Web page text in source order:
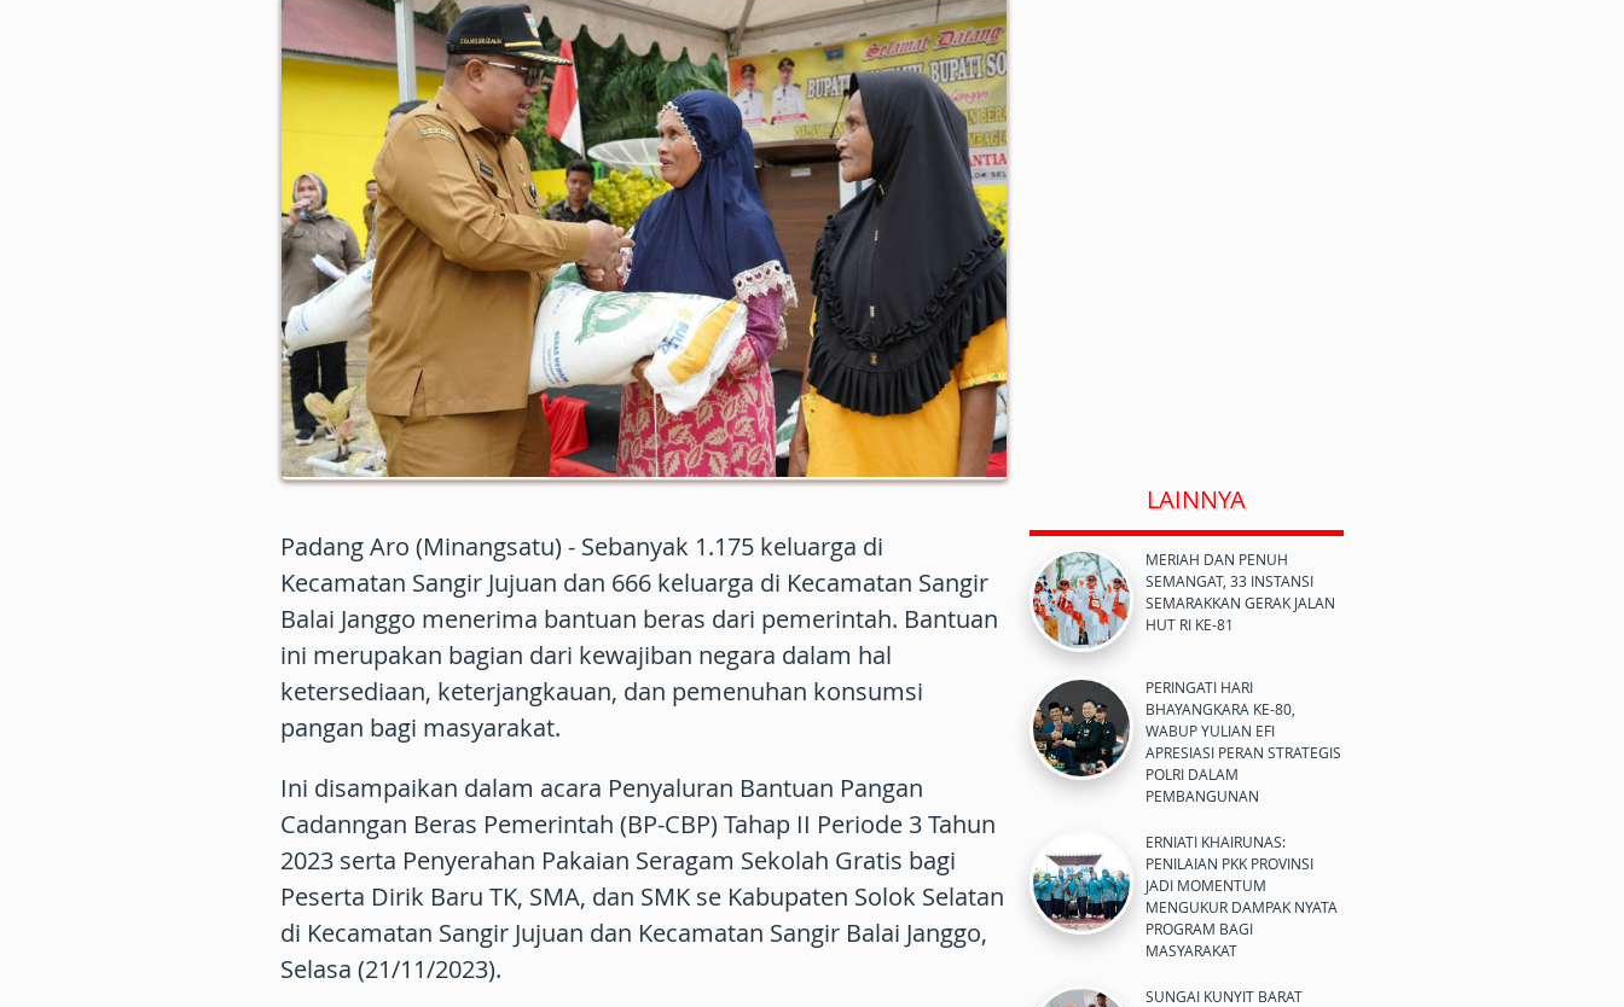
Padang Aro (Minangsatu) - Sebanyak 1.175 keluarga di
Kecamatan Sangir Jujuan dan 666 keluarga di Kecamatan Sangir
Balai Janggo menerima bantuan beras dari pemerintah. Bantuan
ini merupakan bagian dari kewajiban negara dalam hal
ketersediaan, keterjangkauan, dan pemenuhan konsumsi
pangan bagi masyarakat.
Ini disampaikan dalam acara Penyaluran Bantuan Pangan
Cadanngan Beras Pemerintah (BP-CBP) Tahap II Periode 3 Tahun
2023 serta Penyerahan Pakaian Seragam Sekolah Gratis bagi
Peserta Dirik Baru TK, SMA, dan SMK se Kabupaten Solok Selatan
di Kecamatan Sangir Jujuan dan Kecamatan Sangir Balai Janggo,
Selasa (21/11/2023).
LAINNYA
MERIAH DAN PENUH
SEMANGAT, 33 INSTANSI
SEMARAKKAN GERAK JALAN
HUT RI KE-81
PERINGATI HARI
BHAYANGKARA KE-80,
WABUP YULIAN EFI
APRESIASI PERAN STRATEGIS
POLRI DALAM
PEMBANGUNAN
ERNIATI KHAIRUNAS:
PENILAIAN PKK PROVINSI
JADI MOMENTUM
MENGUKUR DAMPAK NYATA
PROGRAM BAGI
MASYARAKAT
SUNGAI KUNYIT BARAT